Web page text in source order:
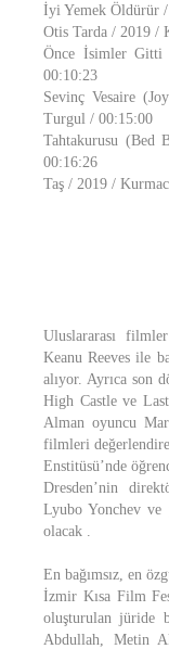
İyi Yemek Öldürür
Otis Tarda / 2019 /
Önce İsimler
00:10:23
Sevinç Vesaire
Turgul / 00:15:00
Tahtakurusu
00:16:26
Taş / 2019 /
Uluslararası
Keanu Reeves ile
alıyor. Ayrıca son
High Castle ve
Alman oyuncu
filmleri
Enstitüsü’nde
Dresden’nin
Lyubo Yonchev ve
olacak .
En bağımsız, en
İzmir Kısa Film
oluşturulan jüride
Abdullah, Metin